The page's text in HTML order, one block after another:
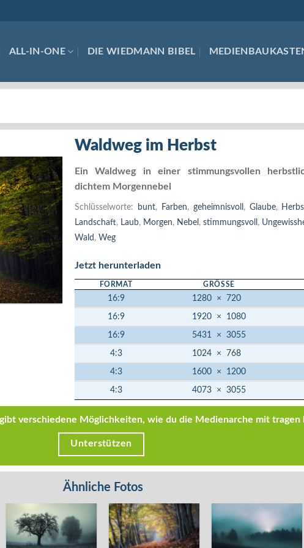
ALL-IN-ONE DIE WIEDMANN BIBEL
Waldweg im Herbst
Ein Waldweg in einer stimmungsvollen
dichtem Morgennebel
Schlüsselworte: bunt, Farben, geheimnisvoll , Glaube,
Landschaft, Laub, Morgen, Nebel , stimmungsvoll ,
Wald , Weg
Jetzt herunterladen
FORMAT GRÖSSE
16:9 1280 × 720
16:9 1920 × 1080
16:9 5431 × 3055
4:3 1024 × 768
4:3 1600 × 1200
4:3 4073 × 3055
verschiedene Möglichkeiten, wie du die Medienarche mit tragen
Unterstützen
Ähnliche Fotos